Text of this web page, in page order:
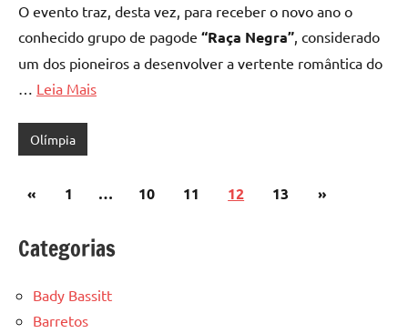
O evento traz, desta vez, para receber o novo ano o
conhecido grupo de pagode “Raça Negra” , considerado
um dos pioneiros a desenvolver a vertente romântica do
Leia Mais
Olímpia
Paginação
posts
«Post1 … 10 11 12 13
Post
»
Categorias
Bady Bassitt
Barretos